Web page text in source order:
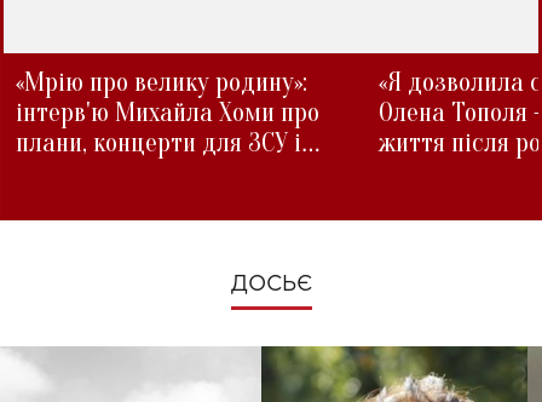
«Мрію про велику родину»:
інтерв'ю Михайла Хоми про
плани, концерти для ЗСУ і
«Я дозволила
Олена Тополя
життя після
ДОСЬЄ